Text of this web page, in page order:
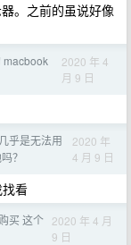
。之前的虽说好像
macbook
2020 年 4
月 9 日
乎是无法用
？
2020 年
4 月 9 日
看
买 这个 2020 年 4 月
9 日